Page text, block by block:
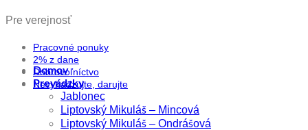
Pre verejnosť
Pracovné ponuky
2% z dane
Dobrovoľníctvo
Nevyhadzujte, darujte
Domov
Prevádzky
Jablonec
Liptovský Mikuláš – Mincová
Liptovský Mikuláš – Ondrášová